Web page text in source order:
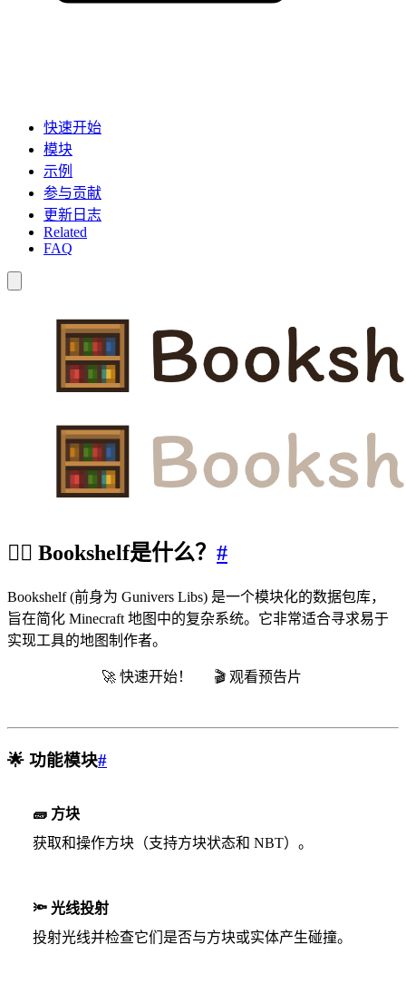
快速开始
模块
示例
参与贡献
更新日志
Related
FAQ
🕵️‍♂️ Bookshelf是什么？ #
Bookshelf (前身为 Gunivers Libs) 是一个模块化的数据包库，
旨在简化 Minecraft 地图中的复杂系统。它非常适合寻求易于
实现工具的地图制作者。
🚀 快速开始！ 🎬 观看预告片
🌟 功能模块#
🧱 方块
获取和操作方块（支持方块状态和 NBT）。
🔦 光线投射
投射光线并检查它们是否与方块或实体产生碰撞。